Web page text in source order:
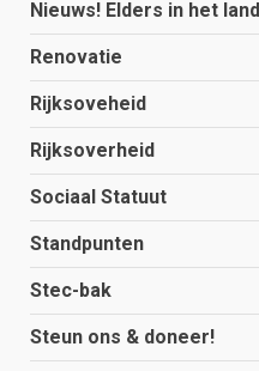
Nieuws! Elders in het land
Renovatie
Rijksoveheid
Rijksoverheid
Sociaal Statuut
Standpunten
Stec-bak
Steun ons & doneer!